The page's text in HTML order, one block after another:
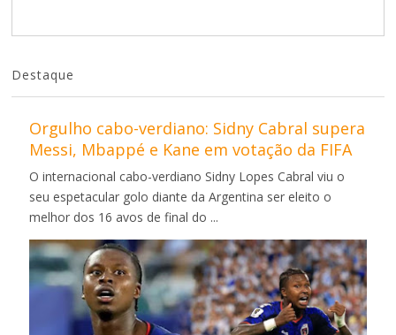
Destaque
Orgulho cabo-verdiano: Sidny Cabral supera
Messi, Mbappé e Kane em votação da FIFA
O internacional cabo-verdiano Sidny Lopes Cabral viu o
seu espetacular golo diante da Argentina ser eleito o
melhor dos 16 avos de final do ...